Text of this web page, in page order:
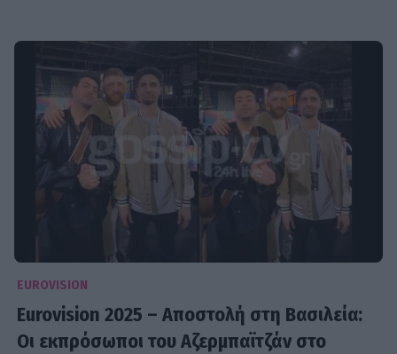
EUROVISION
Eurovision 2025 – Αποστολή στη Βασιλεία:
Οι εκπρόσωποι του Αζερμπαϊτζάν στο